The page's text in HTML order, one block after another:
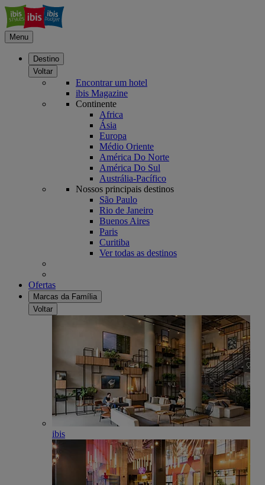
Menu
Destino
Voltar
Encontrar um hotel
ibis Magazine
Continente
Africa
Ásia
Europa
Médio Oriente
América Do Norte
América Do Sul
Austrália-Pacífico
Nossos principais destinos
São Paulo
Rio de Janeiro
Buenos Aires
Paris
Curitiba
Ver todas as destinos
Ofertas
Marcas da Família
Voltar
ibis